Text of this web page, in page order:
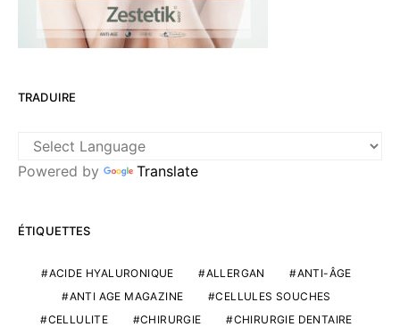
TRADUIRE
Powered by Translate
ÉTIQUETTES
ACIDE HYALURONIQUE ALLERGAN
ANTI-ÂGE
ANTI AGE MAGAZINE
CELLULES SOUCHES
CELLULITE
CHIRURGIE
CHIRURGIE DENTAIRE